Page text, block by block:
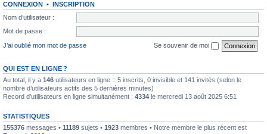
CONNEXION •
INSCRIPTION
Nom d’utilisateur :
Mot de passe :
J’ai oublié mon mot de passe
Se souvenir de moi
QUI EST EN LIGNE ?
Au total, il y a 146 utilisateurs en ligne :: 5 inscrits, 0 invisible et 141 invités (selon le
nombre d’utilisateurs actifs des 5 dernières minutes)
Record d’utilisateurs en ligne simultanément : 4334 le mercredi 13 août 2025 6:51
STATISTIQUES
155376 messages • 11189 sujets • 1923 membres • Notre membre le plus récent est